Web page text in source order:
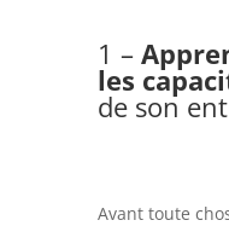
1 –
les
de son
Avant toute